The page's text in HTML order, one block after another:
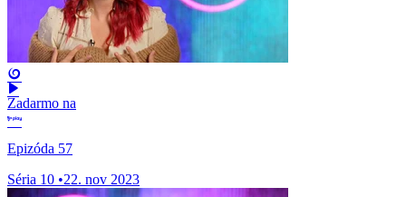
Zadarmo na
Epizóda 57
Séria 10 •22. nov 2023